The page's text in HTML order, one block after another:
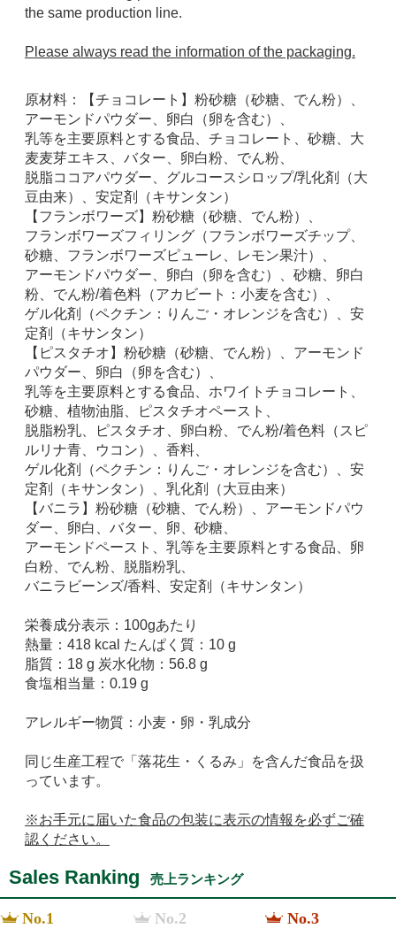
the same production line.
Please always read the information of the packaging.
原材料：【チョコレート】粉砂糖（砂糖、でん粉）、
アーモンドパウダー、卵白（卵を含む）、
乳等を主要原料とする食品、チョコレート、砂糖、大
麦麦芽エキス、バター、卵白粉、でん粉、
脱脂ココアパウダー、グルコースシロップ/乳化剤（大
豆由来）、安定剤（キサンタン）
【フランボワーズ】粉砂糖（砂糖、でん粉）、
フランボワーズフィリング（フランボワーズチップ、
砂糖、フランボワーズピューレ、レモン果汁）、
アーモンドパウダー、卵白（卵を含む）、砂糖、卵白
粉、でん粉/着色料（アカビート：小麦を含む）、
ゲル化剤（ペクチン：りんご・オレンジを含む）、安
定剤（キサンタン）
【ピスタチオ】粉砂糖（砂糖、でん粉）、アーモンド
パウダー、卵白（卵を含む）、
乳等を主要原料とする食品、ホワイトチョコレート、
砂糖、植物油脂、ピスタチオペースト、
脱脂粉乳、ピスタチオ、卵白粉、でん粉/着色料（スピ
ルリナ青、ウコン）、香料、
ゲル化剤（ペクチン：りんご・オレンジを含む）、安
定剤（キサンタン）、乳化剤（大豆由来）
【バニラ】粉砂糖（砂糖、でん粉）、アーモンドパウ
ダー、卵白、バター、卵、砂糖、
アーモンドペースト、乳等を主要原料とする食品、卵
白粉、でん粉、脱脂粉乳、
バニラビーンズ/香料、安定剤（キサンタン）
栄養成分表示：100gあたり
熱量：418 kcal たんぱく質：10 g
脂質：18 g 炭水化物：56.8 g
食塩相当量：0.19 g
アレルギー物質：小麦・卵・乳成分
同じ生産工程で「落花生・くるみ」を含んだ食品を扱
っています。
※お手元に届いた食品の包装に表示の情報を必ずご確
認ください。
Sales Ranking 売上ランキング
No.1 No.2 No.3